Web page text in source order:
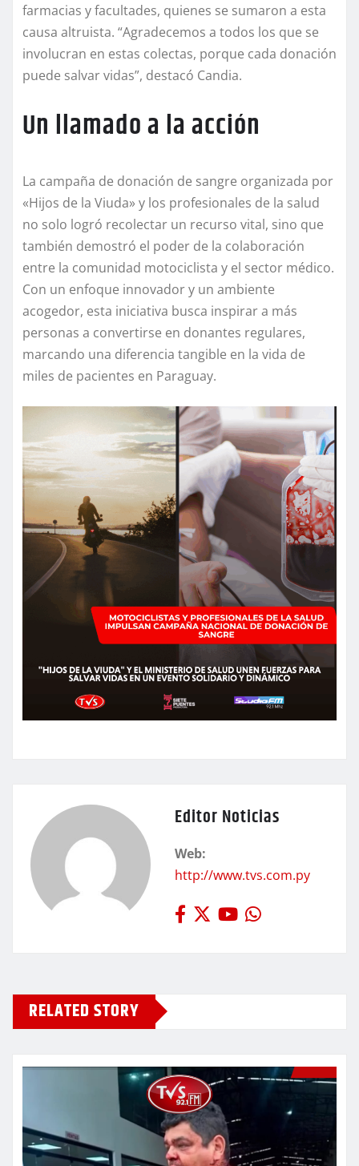
farmacias y facultades, quienes se sumaron a esta
causa altruista. “Agradecemos a todos los que se
involucran en estas colectas, porque cada donación
puede salvar vidas”, destacó Candia.
Un llamado a la acción
La campaña de donación de sangre organizada por
«Hijos de la Viuda» y los profesionales de la salud
no solo logró recolectar un recurso vital, sino que
también demostró el poder de la colaboración
entre la comunidad motociclista y el sector médico.
Con un enfoque innovador y un ambiente
acogedor, esta iniciativa busca inspirar a más
personas a convertirse en donantes regulares,
marcando una diferencia tangible en la vida de
miles de pacientes en Paraguay.
Editor Noticias
Web:
http://www.tvs.com.py
RELATED STORY